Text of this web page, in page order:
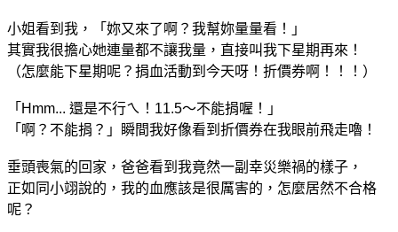
小姐看到我，「妳又來了啊？我幫妳量量看！」
其實我很擔心她連量都不讓我量，直接叫我下星期再來！
（怎麼能下星期呢？捐血活動到今天呀！折價券啊！！！）
「Hmm... 還是不行ㄟ！11.5～不能捐喔！」
「啊？不能捐？」瞬間我好像看到折價券在我眼前飛走嚕！
垂頭喪氣的回家，爸爸看到我竟然一副幸災樂禍的樣子，
正如同小翊說的，我的血應該是很厲害的，怎麼居然不合格
呢？